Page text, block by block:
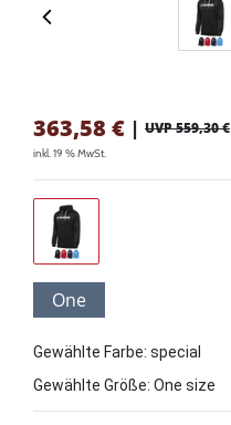
363,58 € | UVP 559,30 €
inkl. 19 % MwSt.
One
Gewählte Farbe: special
Gewählte Größe: One size